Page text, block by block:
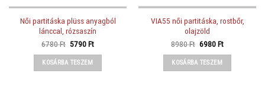
Női partitáska plüss anyagból
lánccal, rózsaszín
6780Ft Original
was:
6780 Ft.
5790FtCurrent
KOSÁRBA TESZEM
VIA55 női partitáska, rostbőr,
olajzöld
8980Ft Original
was:
8980 Ft.
6980FtCurrent
KOSÁRBA TESZEM